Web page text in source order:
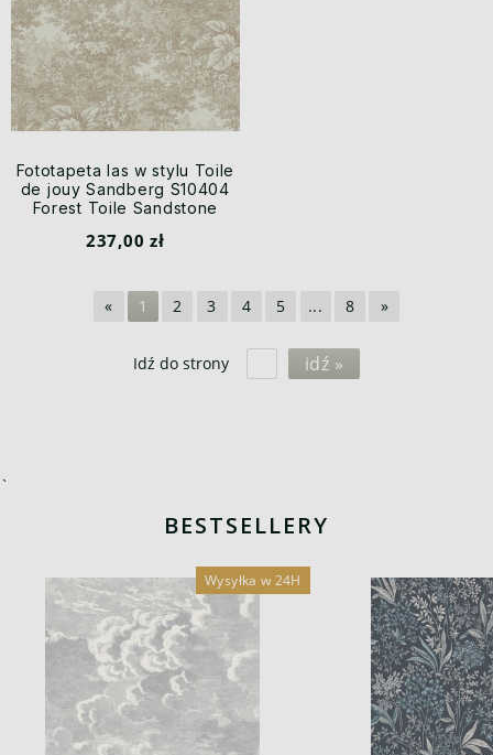
Fototapeta las w stylu Toile
de jouy Sandberg S10404
Forest Toile Sandstone
237,00 zł
« 1 2 3 4 5 ... 8 »
Idź do strony idź »
`
BESTSELLERY
Wysyłka w 24H